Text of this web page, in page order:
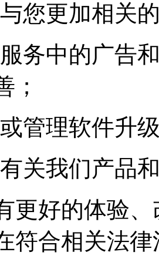
您更加相关
务中的广告
；
管理软件升
关我们产品
更好的体验
符合相关法